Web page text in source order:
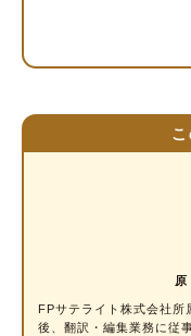
出生後休業支
申請方法
申請にあたっ
出生後休業支
2025年4月以
場合、何月生ま
か？
原
FPサテライト株式会社所
後、翻訳・編集業務に従